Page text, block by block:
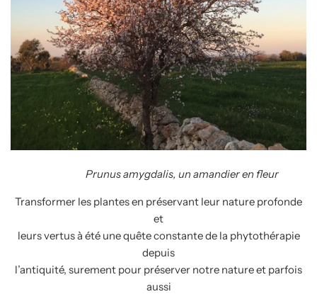
Prunus amygdalis, un amandier en fleur
Transformer les plantes en préservant leur nature profonde
et
leurs vertus à été une quête constante de la phytothérapie
depuis
l’antiquité, surement pour préserver notre nature et parfois
aussi